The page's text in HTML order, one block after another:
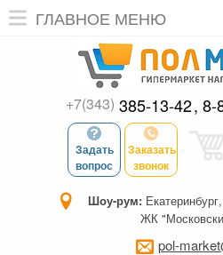
ГЛАВНОЕ МЕНЮ
+7(343) 385-13-42 8-
Задать
вопрос
Заказать
звонок
Шоу-рум:
ЖК
pol-